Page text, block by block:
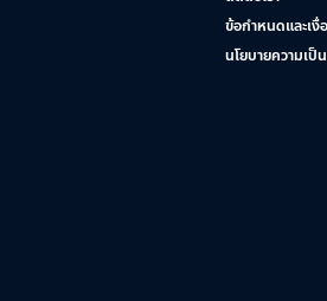
ข้อกำหนดและเงื่
นโยบายความเป็